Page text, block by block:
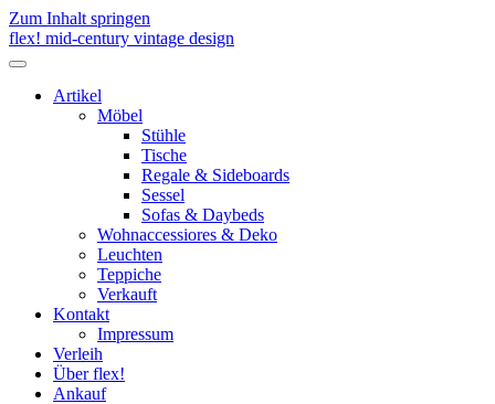
Zum Inhalt springen
flex! mid-century vintage design
Menü
umschalten
Artikel
Möbel
Stühle
Tische
Regale & Sideboards
Sessel
Sofas & Daybeds
Wohnaccessiores & Deko
Leuchten
Teppiche
Verkauft
Kontakt
Impressum
Verleih
Über flex!
Ankauf